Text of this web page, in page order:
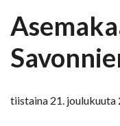
tiistaina 21. joulukuuta